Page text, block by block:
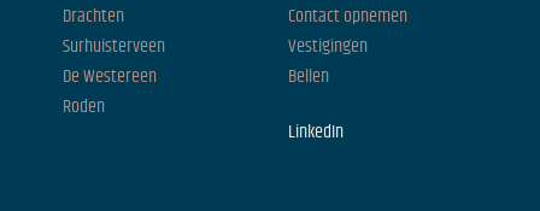
Drachten
Surhuisterveen
De Westereen
Roden
Contact opnemen
Vestigingen
Bellen
LinkedIn